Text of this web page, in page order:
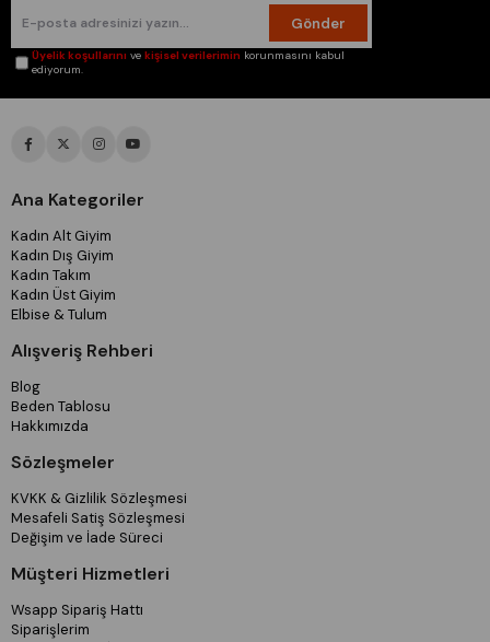
Gönder
Üyelik koşullarını vekişisel verilerimin korunmasını kabul
ediyorum.
Ana Kategoriler
Kadın Alt Giyim
Kadın Dış Giyim
Kadın Takım
Kadın Üst Giyim
Elbise & Tulum
Alışveriş Rehberi
Blog
Beden Tablosu
Hakkımızda
Sözleşmeler
KVKK & Gizlilik Sözleşmesi
Mesafeli Satiş Sözleşmesi
Değişim ve İade Süreci
Müşteri Hizmetleri
Wsapp Sipariş Hattı
Siparişlerim